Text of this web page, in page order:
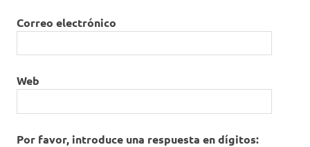
Correo electrónico
Web
Por favor, introduce una respuesta en dígitos: